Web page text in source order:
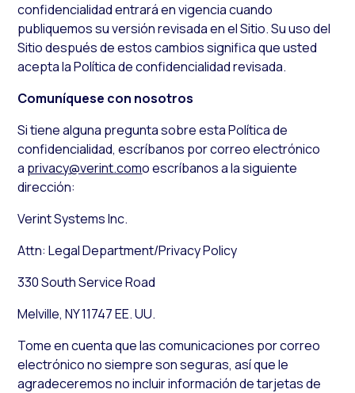
confidencialidad entrará en vigencia cuando
publiquemos su versión revisada en el Sitio. Su uso del
Sitio después de estos cambios significa que usted
acepta la Política de confidencialidad revisada.
Comuníquese con nosotros
Si tiene alguna pregunta sobre esta Política de
confidencialidad, escríbanos por correo electrónico
a privacy@verint.como escríbanos a la siguiente
dirección:
Verint Systems Inc.
Attn: Legal Department/Privacy Policy
330 South Service Road
Melville, NY 11747 EE. UU.
Tome en cuenta que las comunicaciones por correo
electrónico no siempre son seguras, así que le
agradeceremos no incluir información de tarjetas de